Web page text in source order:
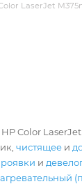
LaserJet
Color
чистящее и
и